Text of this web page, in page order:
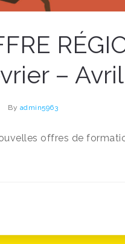
–
By admin5963
offres de